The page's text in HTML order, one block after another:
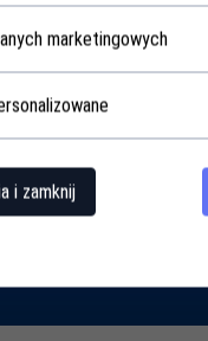
marketingowych
i zamknij